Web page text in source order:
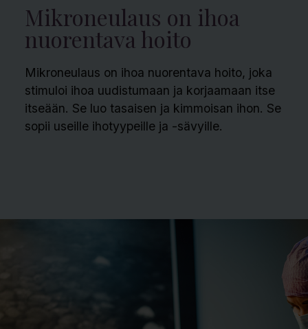
Mikroneulaus on ihoa
nuorentava hoito
Mikroneulaus on ihoa nuorentava hoito, joka
stimuloi ihoa uudistumaan ja korjaamaan itse
itseään. Se luo tasaisen ja kimmoisan ihon. Se
sopii useille ihotyypeille ja -sävyille.